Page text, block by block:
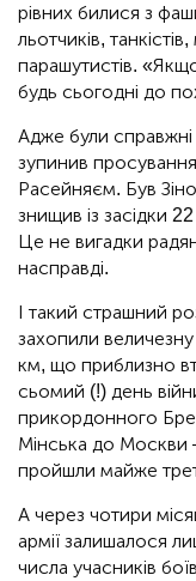
рівних билися з
льотчиків,
парашутистів.
будь сьогодні до
Адже були
зупинив просування
Расейняєм. Був
знищив із засідки 22
Це не вигадки
насправді.
І такий страшний
захопили
км, що приблизно
сьомий (!) день
прикордонного
Мінська до
пройшли майже
А через чотири
армії залишалося
числа учасників